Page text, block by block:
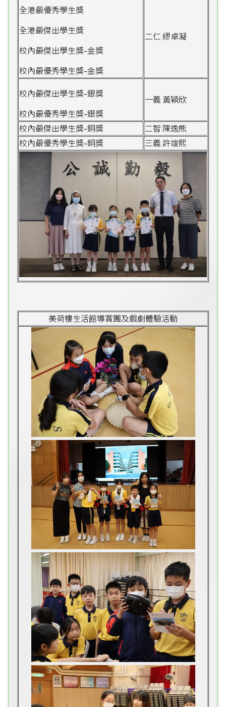
全港最優秀學生獎
全港最傑出學生獎
校內最傑出學生獎-金獎
校內最優秀學生獎-金獎
二仁 繆卓凝
校內最傑出學生獎-銀獎
校內最優秀學生獎-銀獎
一義 黃穎欣
校內最傑出學生獎-銅獎
二智 陳逸熊
校內最優秀學生獎-銅獎
三義 許竣熙
美荷樓生活館導賞團及戲劇體驗活動